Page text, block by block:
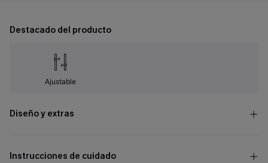
Destacado del producto
Ajustable
Diseño y extras
Instrucciones de cuidado